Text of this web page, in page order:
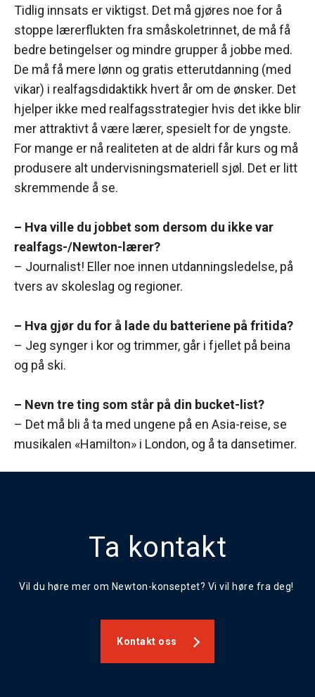
Tidlig innsats er viktigst. Det må gjøres noe for å
stoppe lærerflukten fra småskoletrinnet, de må få
bedre betingelser og mindre grupper å jobbe med.
De må få mere lønn og gratis etterutdanning (med
vikar) i realfagsdidaktikk hvert år om de ønsker. Det
hjelper ikke med realfagsstrategier hvis det ikke blir
mer attraktivt å være lærer, spesielt for de yngste.
For mange er nå realiteten at de aldri får kurs og må
produsere alt undervisningsmateriell sjøl. Det er litt
skremmende å se.
– Hva ville du jobbet som dersom du ikke var
realfags-/Newton-lærer?
– Journalist! Eller noe innen utdanningsledelse, på
tvers av skoleslag og regioner.
– Hva gjør du for å lade du batteriene på fritida?
– Jeg synger i kor og trimmer, går i fjellet på beina
og på ski.
– Nevn tre ting som står på din bucket-list?
– Det må bli å ta med ungene på en Asia-reise, se
musikalen «Hamilton» i London, og å ta dansetimer.
Ta kontakt
Vil du høre mer om Newton-konseptet? Vi vil høre fra deg!
Kontakt oss